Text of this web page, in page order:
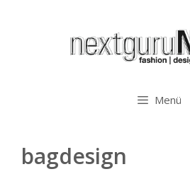
Menü
bagdesign